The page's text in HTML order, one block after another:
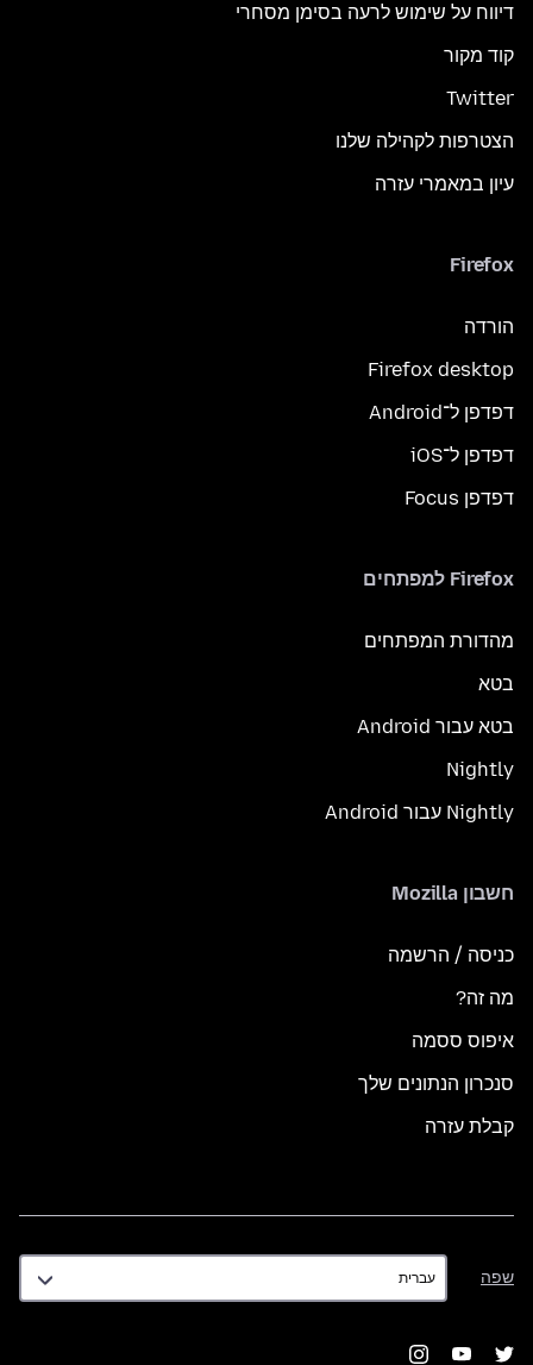
דיווח על שימוש לרעה בסימן מסחרי
קוד מקור
Twitter
הצטרפות לקהילה שלנו
עיון במאמרי עזרה
Firefox
הורדה
Firefox desktop
דפדפן ל־Android
דפדפן ל־iOS
דפדפן Focus
Firefox למפתחים
מהדורת המפתחים
בטא
בטא עבור Android
Nightly
Nightly עבור Android
חשבון Mozilla
כניסה / הרשמה
מה זה?
איפוס ססמה
סנכרון הנתונים שלך
קבלת עזרה
שפה
שפה